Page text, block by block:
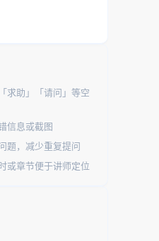
求助」「请问」等空
信息或截图
题，减少重复提问
或章节便于讲师定位